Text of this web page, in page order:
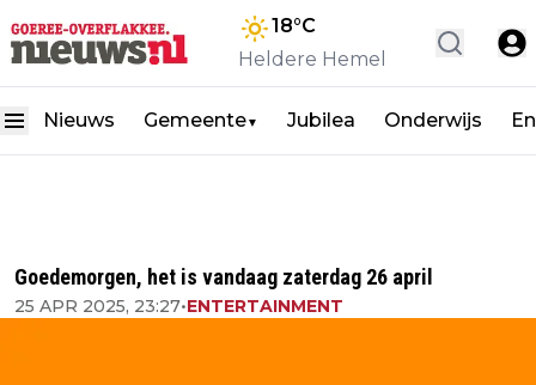
18°C
Heldere Hemel
Nieuws Gemeente▼ Jubilea Onderwijs
Goedemorgen, het is vandaag zaterdag 26 april
25 APR 2025, 23:27•ENTERTAINMENT